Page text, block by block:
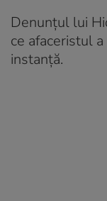
Denunțul lui
ce afaceristul
instanță.